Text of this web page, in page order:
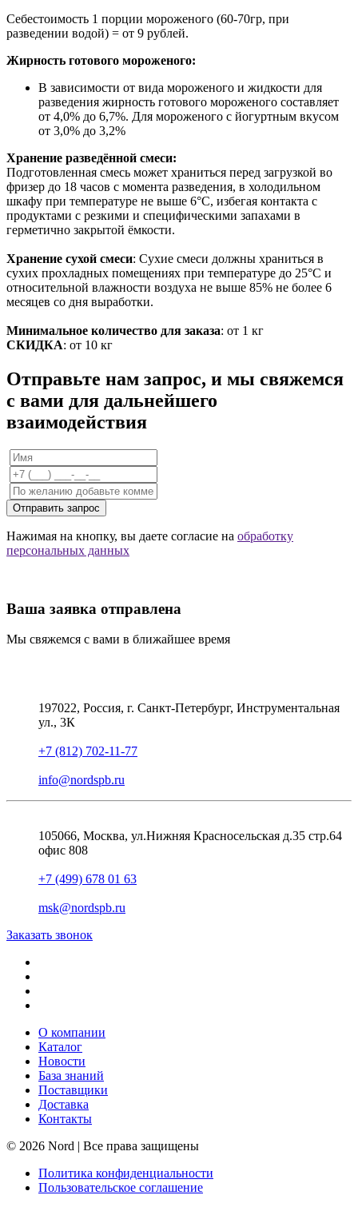
Себестоимость 1 порции мороженого (60-70гр, при
разведении водой) = от 9 рублей.
Жирность готового мороженого:
В зависимости от вида мороженого и жидкости для
разведения жирность готового мороженого составляет
от 4,0% до 6,7%. Для мороженого с йогуртным вкусом
от 3,0% до 3,2%
Хранение разведённой смеси:
Подготовленная смесь может храниться перед загрузкой во
фризер до 18 часов с момента разведения, в холодильном
шкафу при температуре не выше 6°С, избегая контакта с
продуктами с резкими и специфическими запахами в
герметично закрытой ёмкости.
Хранение сухой смеси: Сухие смеси должны храниться в
сухих прохладных помещениях при температуре до 25°С и
относительной влажности воздуха не выше 85% не более 6
месяцев со дня выработки.
Минимальное количество для заказа: от 1 кг
СКИДКА: от 10 кг
Отправьте нам запрос, и мы свяжемся
с вами для дальнейшего
взаимодействия
Отправить запрос
Нажимая на кнопку, вы даете согласие на обработку
персональных данных
Ваша заявка отправлена
Мы свяжемся с вами в ближайшее время
197022, Россия, г. Санкт-Петербург, Инструментальная
ул., 3К
+7 (812) 702-11-77
info@nordspb.ru
105066, Москва, ул.Нижняя Красносельская д.35 стр.64
офис 808
+7 (499) 678 01 63
msk@nordspb.ru
Заказать звонок
О компании
Каталог
Новости
База знаний
Поставщики
Доставка
Контакты
© 2026 Nord | Все права защищены
Политика конфиденциальности
Пользовательское соглашение